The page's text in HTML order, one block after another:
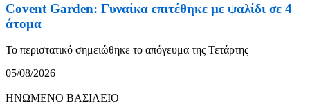
Covent Garden: Γυναίκα επιτέθηκε με ψαλίδι σε 4
άτομα
Το περιστατικό σημειώθηκε το απόγευμα της Τετάρτης
05/08/2026
ΗΝΩΜΕΝΟ ΒΑΣΙΛΕΙΟ